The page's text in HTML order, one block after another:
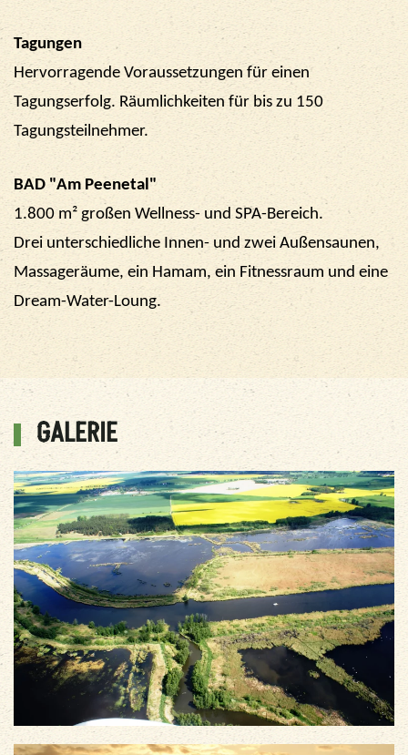
Tagungen
Hervorragende Voraussetzungen für einen
Tagungserfolg. Räumlichkeiten für bis zu 150
Tagungsteilnehmer.
BAD "Am Peenetal"
1.800 m² großen Wellness- und SPA-Bereich.
Drei unterschiedliche Innen- und zwei Außensaunen,
Massageräume, ein Hamam, ein Fitnessraum und eine
Dream-Water-Loung.
GALERIE
vergrößern